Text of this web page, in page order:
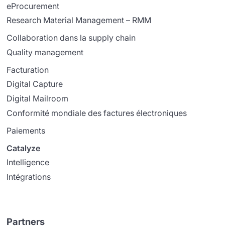
eProcurement
Research Material Management – RMM
Collaboration dans la supply chain
Quality management
Facturation
Digital Capture
Digital Mailroom
Conformité mondiale des factures électroniques
Paiements
Catalyze
Intelligence
Intégrations
Partners